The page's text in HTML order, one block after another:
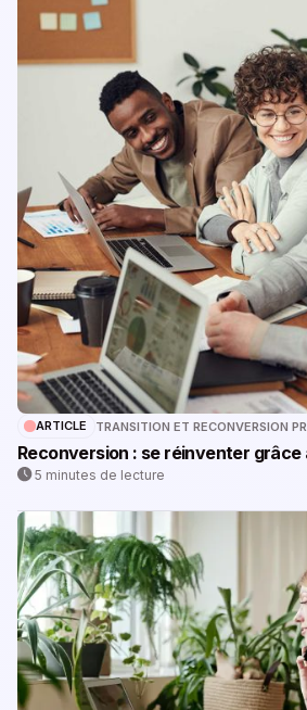
ARTICLE TRANSITION ET RECONVERSION
Reconversion : se réinventer grâce
5 minutes de lecture